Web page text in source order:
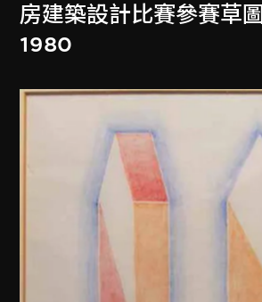
房建築設計比賽參賽草圖
1980